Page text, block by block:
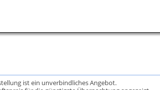
ist ein unverbindliches Angebot.